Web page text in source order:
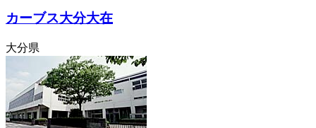
カーブス大分大在
大分県